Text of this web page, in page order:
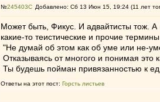
№245403 Добавлено: Сб 13 Июн 15, 19:24 (11 лет
Может быть, Фикус. И адвайтисты тож. А
какие-то теистические и прочие
"Не думай об этом как об уме или не-
Отказываясь от многого и понимая это
Ты будешь пойман привязанностью к
Ответы на этот пост: Горсть листьев